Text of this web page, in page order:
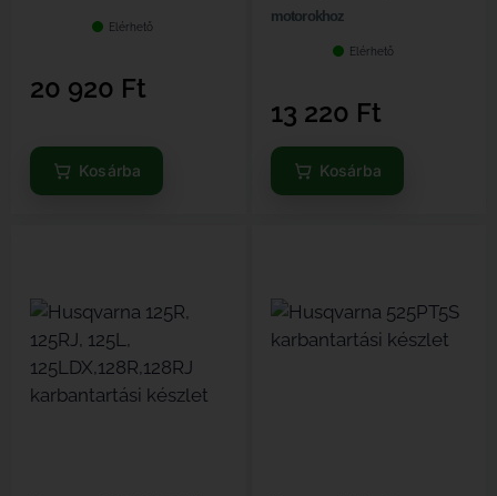
Elérhető
20 920 Ft
Kosárba
motorokhoz
Elérhető
13 220 Ft
Kosárba